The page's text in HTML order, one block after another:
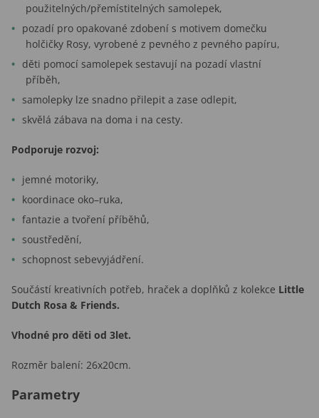
použitelných/přemístitelných samolepek,
pozadí pro opakované zdobení s motivem domečku
holčičky Rosy, vyrobené z pevného z pevného papíru,
děti pomocí samolepek sestavují na pozadí vlastní
příběh,
samolepky lze snadno přilepit a zase odlepit,
skvělá zábava na doma i na cesty.
Podporuje rozvoj:
jemné motoriky,
koordinace oko–ruka,
fantazie a tvoření příběhů,
soustředění,
schopnost sebevyjádření.
Součástí kreativních potřeb, hraček a doplňků z kolekce Little
Dutch Rosa & Friends.
Vhodné pro děti od 3let.
Rozměr balení: 26x20cm.
Parametry